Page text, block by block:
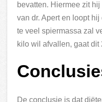
bevatten. Hiermee zit
van dr. Apert en loopt
te veel spiermassa zal
kilo wil afvallen, gaat dit
De conclusie is dat